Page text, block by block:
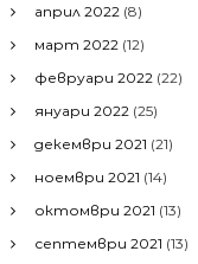
април 2022 (8)
март 2022 (12)
февруари 2022 (22)
януари 2022 (25)
декември 2021 (21)
ноември 2021 (14)
октомври 2021 (13)
септември 2021 (13)